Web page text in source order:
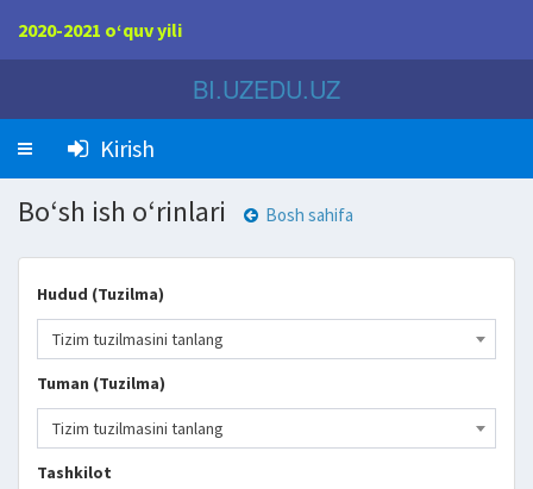
2020-2021 o‘quv yili
BI.UZEDU.UZ
Kirish
Bo‘sh ish o‘rinlari Bosh sahifa
Hudud (Tuzilma)
Tizim tuzilmasini tanlang
Tuman (Tuzilma)
Tizim tuzilmasini tanlang
Tashkilot